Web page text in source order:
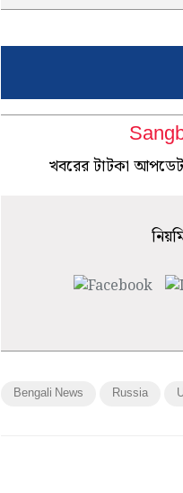
খবরের টাটকা
Bengali News Russia